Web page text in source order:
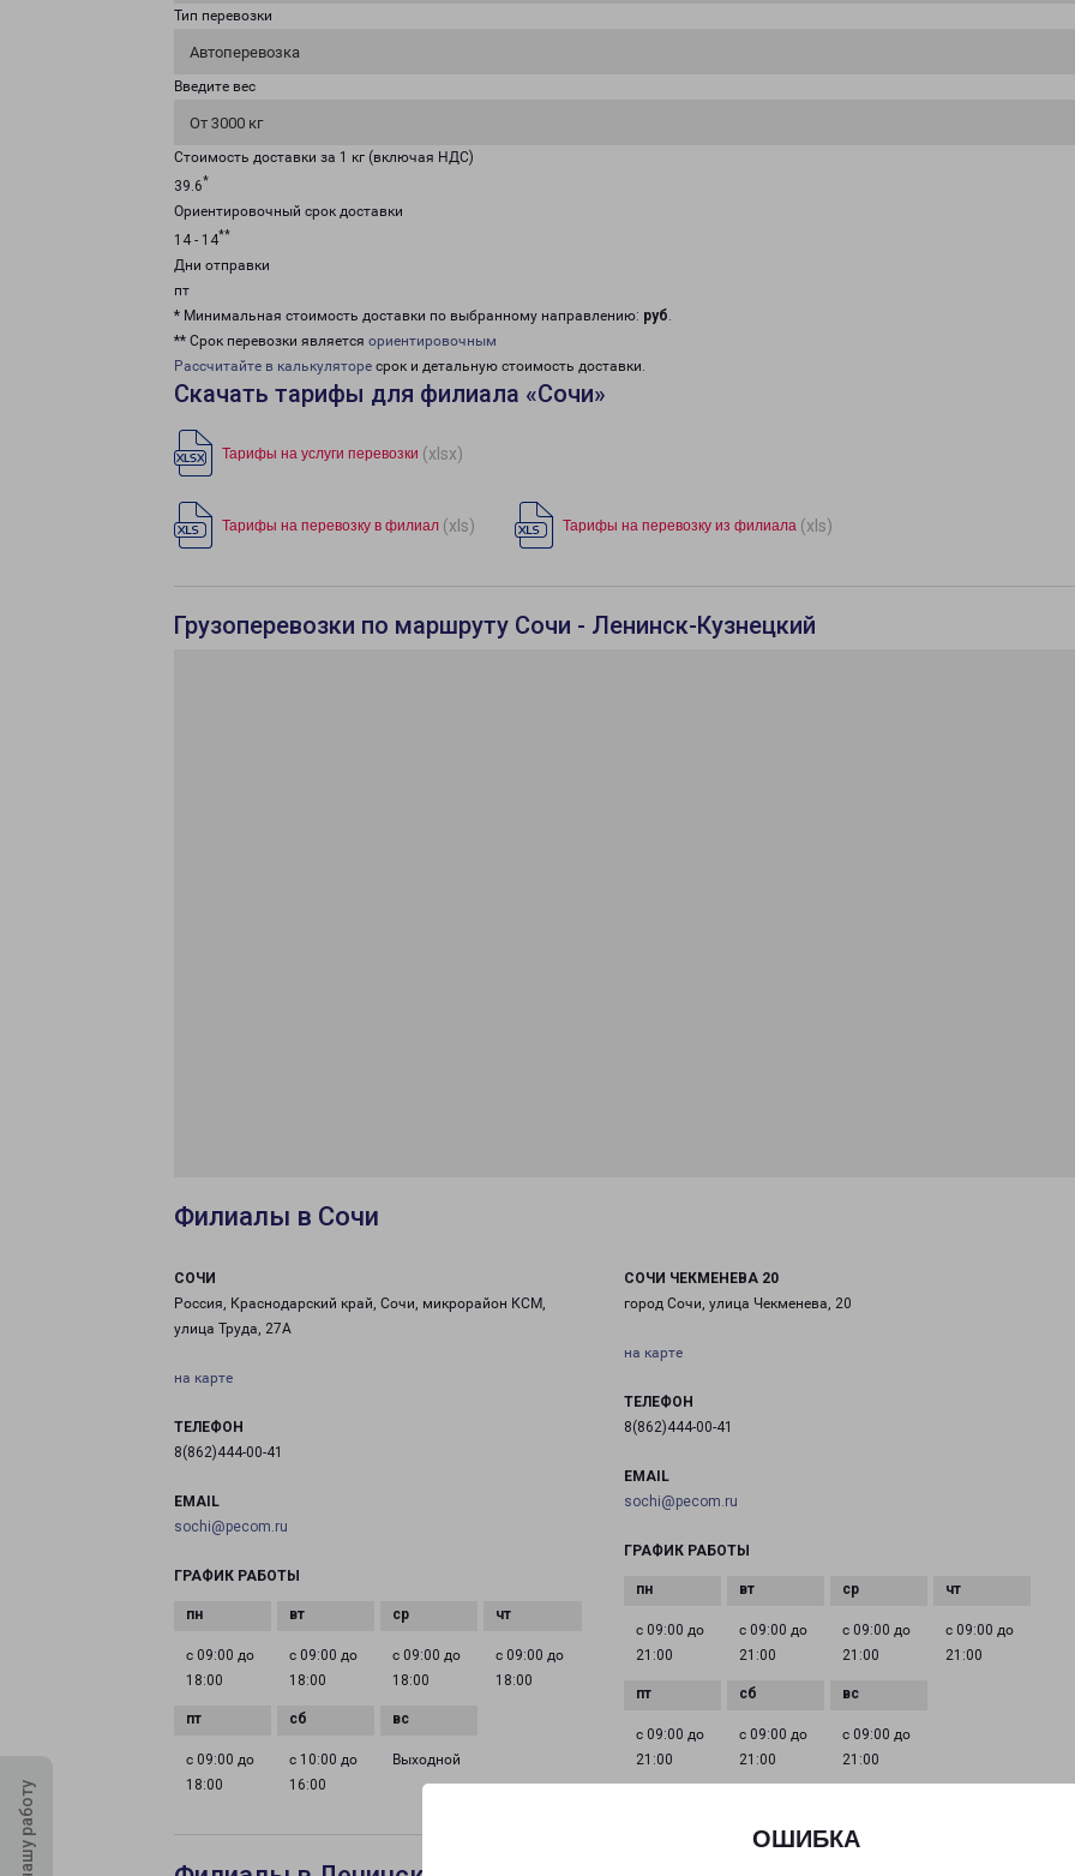
ОШИБКА
Тип перевозки
Автоперевозка
Введите вес
От 3000 кг
Стоимость доставки за 1 кг (включая НДС)
39.6*
Ориентировочный срок доставки
14 - 14**
Дни отправки
пт
* Минимальная стоимость доставки по выбранному направлению: руб.
** Срок перевозки является ориентировочным
Рассчитайте в калькуляторе срок и детальную стоимость доставки.
Скачать тарифы для филиала «Сочи»
Тарифы на услуги перевозки (xlsx)
Тарифы на перевозку в филиал (xls) Тарифы на перевозку из филиала (xls)
Грузоперевозки по маршруту Сочи - Ленинск-Кузнецкий
Филиалы в Сочи
СОЧИ
Россия, Краснодарский край, Сочи, микрорайон КСМ,
улица Труда, 27А
на карте
ТЕЛЕФОН
8(862)444-00-41
EMAIL
sochi@pecom.ru
ГРАФИК РАБОТЫ
с 09:00 до
18:00
с 09:00 до
18:00
с 09:00 до
18:00
с 09:00 до
18:00
с 09:00 до
18:00
с 10:00 до
16:00
Выходной
СОЧИ ЧЕКМЕНЕВА 20
город Сочи, улица Чекменева, 20
на карте
ТЕЛЕФОН
8(862)444-00-41
EMAIL
sochi@pecom.ru
ГРАФИК РАБОТЫ
с 09:00 до
21:00
с 09:00 до
21:00
с 09:00 до
21:00
с 09:00 до
21:00
с 09:00 до
21:00
с 09:00 до
21:00
с 09:00 до
21:00